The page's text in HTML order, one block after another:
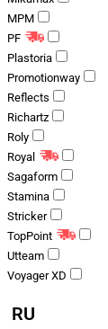
MPM
PF
Plastoria
Promotionway
Reflects
Richartz
Roly
Royal
Sagaform
Stamina
Stricker
TopPoint
Utteam
Voyager XD
RU